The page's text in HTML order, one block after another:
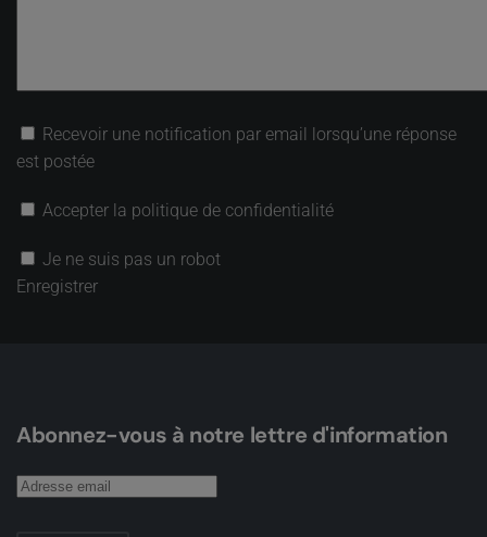
Recevoir une notification par email lorsqu’une réponse
est postée
Accepter la politique de confidentialité
Je ne suis pas un robot
Enregistrer
Abonnez-vous à notre lettre d'information